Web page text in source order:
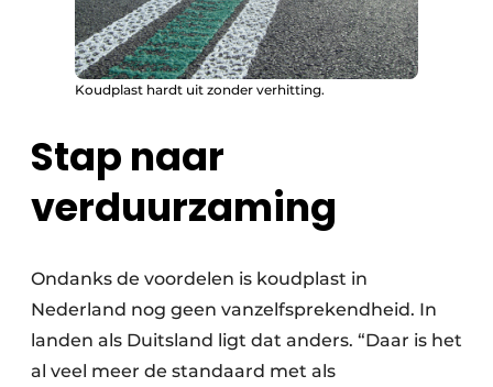
Koudplast hardt uit zonder verhitting.
Stap naar
verduurzaming
Ondanks de voordelen is koudplast in
Nederland nog geen vanzelfsprekendheid. In
landen als Duitsland ligt dat anders. “Daar is het
al veel meer de standaard met als